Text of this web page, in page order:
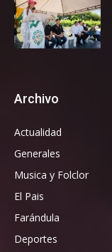
Archivo
Actualidad
Generales
Musica y Folclor
El Pais
Farándula
Deportes